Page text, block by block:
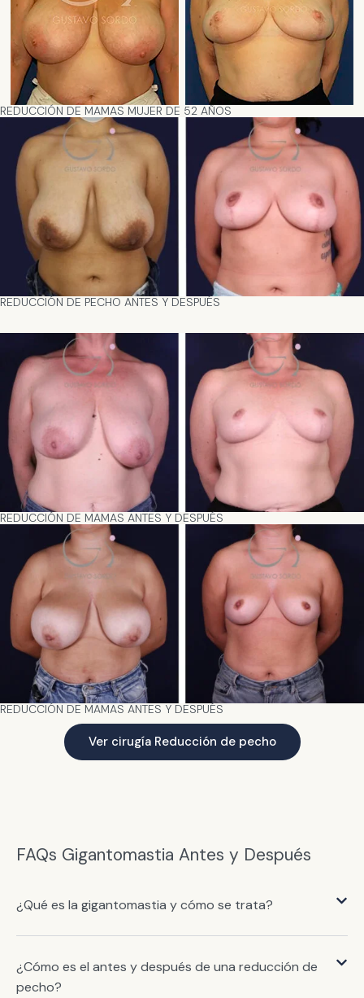
REDUCCIÓN DE MAMAS MUJER DE 52 AÑOS
REDUCCIÓN DE PECHO ANTES Y DESPUÉS
REDUCCIÓN DE MAMAS ANTES Y DESPUÉS
REDUCCIÓN DE MAMAS ANTES Y DESPUÉS
Ver cirugía Reducción de pecho
FAQs Gigantomastia Antes y Después
¿Qué es la gigantomastia y cómo se trata?
¿Cómo es el antes y después de una reducción de
pecho?